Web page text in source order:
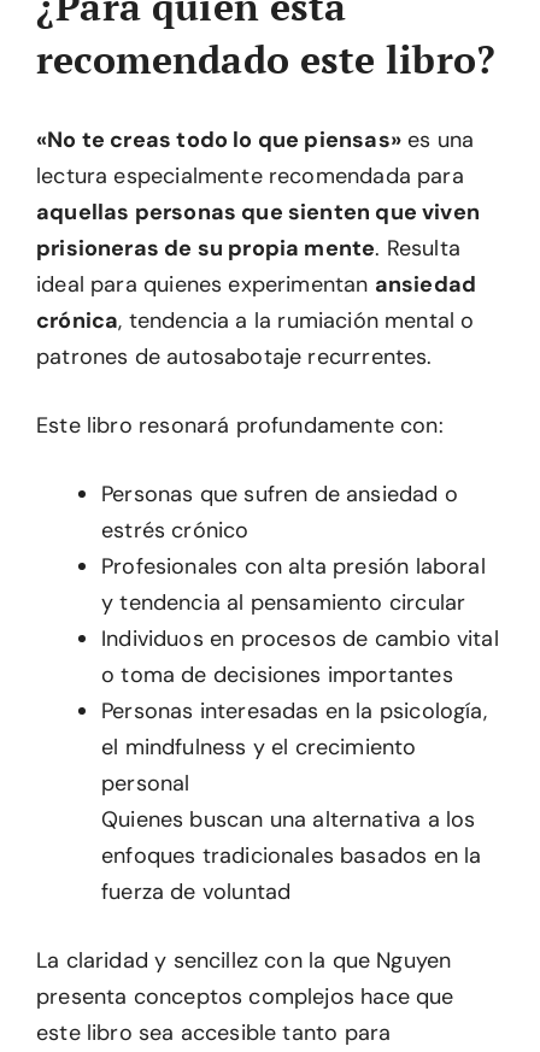
recomendado este libro?
«No te creas todo lo que piensas»es una
lectura especialmente recomendada para
aquellas personas que sienten que viven
prisioneras de su propia mente. Resulta
ideal para quienes experimentan ansiedad
crónica, tendencia a la rumiación mental o
patrones de autosabotaje recurrentes.
Este libro resonará profundamente con:
Personas que sufren de ansiedad o
estrés crónico
Profesionales con alta presión laboral
y tendencia al pensamiento circular
Individuos en procesos de cambio vital
o toma de decisiones importantes
Personas interesadas en la psicología,
el mindfulness y el crecimiento
personal
Quienes buscan una alternativa a los
enfoques tradicionales basados en la
fuerza de voluntad
La claridad y sencillez con la que Nguyen
presenta conceptos complejos hace que
este libro sea accesible tanto para